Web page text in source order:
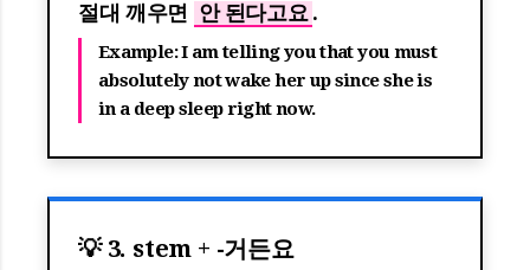
절대 깨우면 안 된다고요 .
Example: I am telling you that you must
absolutely not wake her up since she is
in a deep sleep right now.
💡 3. stem + -거든요